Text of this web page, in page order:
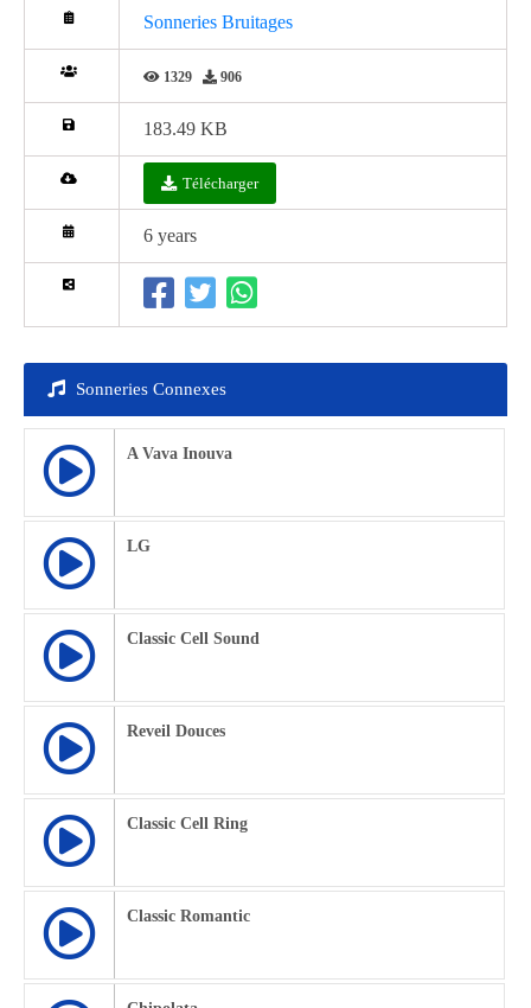
Sonneries Bruitages
1329 906
183.49 KB
Télécharger
6 years
Sonneries Connexes
A Vava Inouva
LG
Classic Cell Sound
Reveil Douces
Classic Cell Ring
Classic Romantic